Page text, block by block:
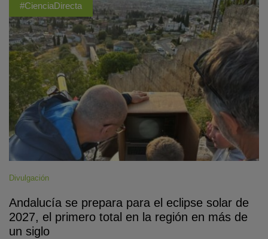
#CienciaDirecta
Divulgación
Andalucía se prepara para el eclipse solar de
2027, el primero total en la región en más de
un siglo